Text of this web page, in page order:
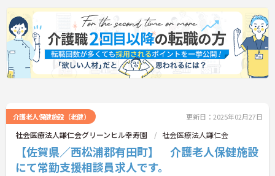
介護老人保健施設（老健） 更新日：2025年02月27日
社会医療法人謙仁会グリーンヒル幸寿園 社会医療法人謙仁会
【佐賀県／西松浦郡有田町】 介護老人保健施設
にて常勤支援相談員求人です。